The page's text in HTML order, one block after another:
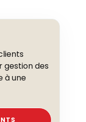
gestion des
à une